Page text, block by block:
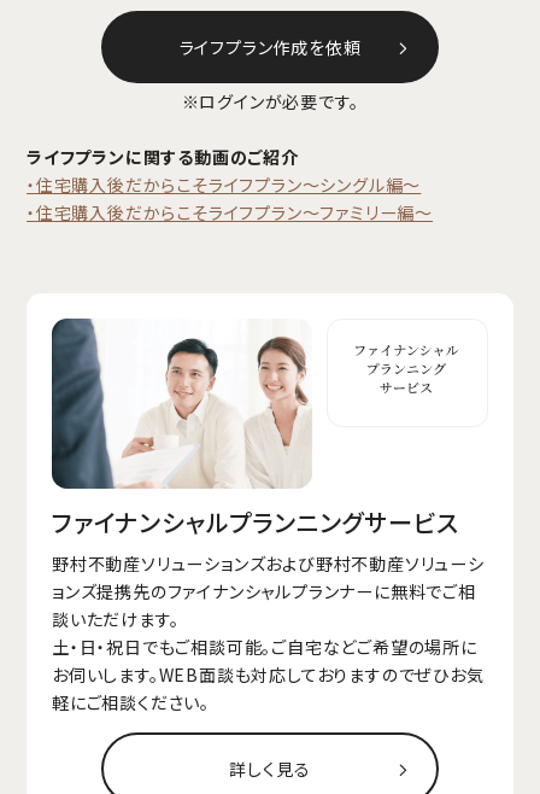
ライフプラン作成を依頼
※ログインが必要です。
ライフプランに関する動画のご紹介
・住宅購入後だからこそライフプラン～シングル編～
・住宅購入後だからこそライフプラン～ファミリー編～
ファイナンシャルプランニングサービス
野村不動産ソリューションズおよび野村不動産ソリューシ
ョンズ提携先のファイナンシャルプランナーに無料でご相
談いただけます。
土・日・祝日でもご相談可能。ご自宅などご希望の場所に
お伺いします。WEB面談も対応しておりますのでぜひお気
軽にご相談ください。
詳しく見る